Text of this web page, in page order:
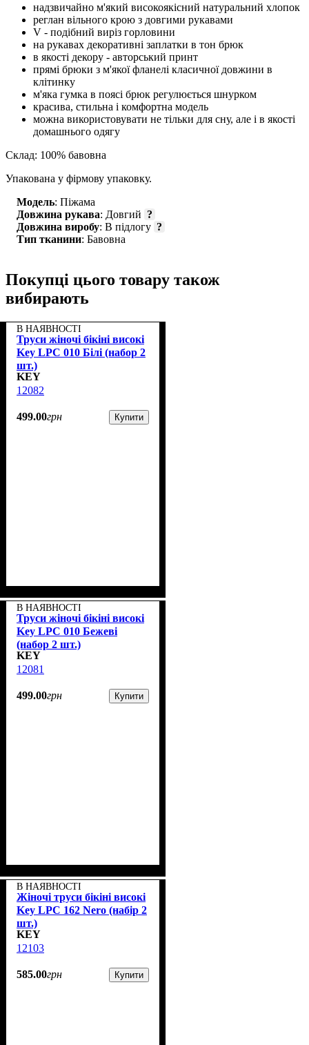
надзвичайно м'який високоякісний натуральний хлопок
реглан вільного крою з довгими рукавами
V - подібний виріз горловини
на рукавах декоративні заплатки в тон брюк
в якості декору - авторський принт
прямі брюки з м'якої фланелі класичної довжини в
клітинку
м'яка гумка в поясі брюк регулюється шнурком
красива, стильна і комфортна модель
можна використовувати не тільки для сну, але і в якості
домашнього одягу
Склад: 100% бавовна
Упакована у фірмову упаковку.
Модель: Піжама
Довжина рукава: Довгий ?
Довжина виробу: В підлогу ?
Тип тканини: Бавовна
Покупці цього товару також
вибирають
В НАЯВНОСТІ
Труси жіночі бікіні високі
Key LPC 010 Білі (набор 2
шт.)
KEY
12082
499.00грн Купити
В НАЯВНОСТІ
Труси жіночі бікіні високі
Key LPC 010 Бежеві
(набор 2 шт.)
KEY
12081
499.00грн Купити
В НАЯВНОСТІ
Жіночі труси бікіні високі
Key LPC 162 Nero (набір 2
шт.)
KEY
12103
585.00грн Купити